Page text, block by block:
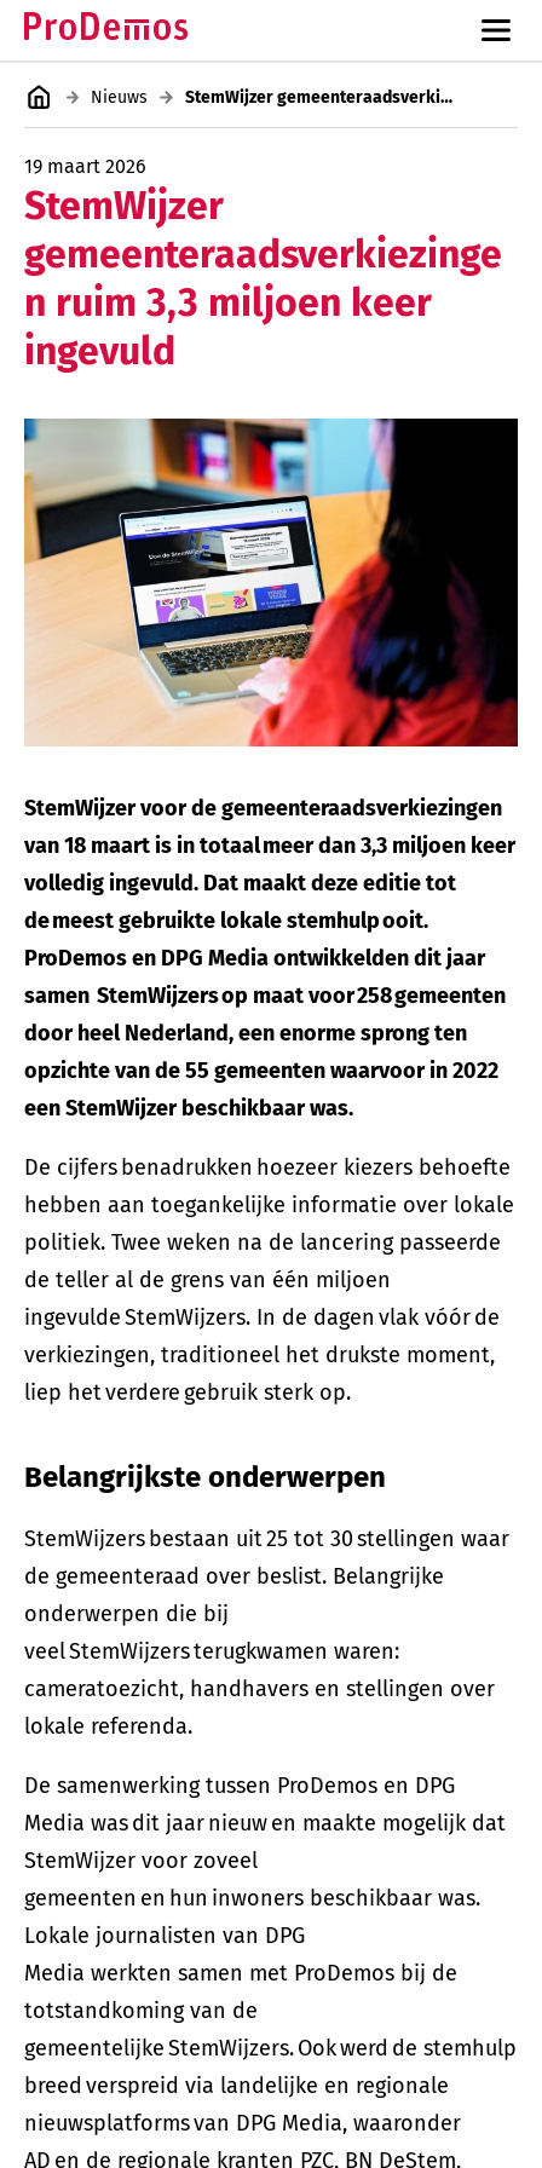
Nieuws StemWijzer gemeenteraadsverkiezingen ruim 3,3 miljoen keer ingevuld
19 maart 2026
StemWijzer
gemeenteraadsverkiezinge
n ruim 3,3 miljoen keer
ingevuld
StemWijzer voor de gemeenteraadsverkiezingen
van 18 maart is in totaal meer dan 3,3 miljoen keer
volledig ingevuld. Dat maakt deze editie tot
de meest gebruikte lokale stemhulp ooit.
ProDemos en DPG Media ontwikkelden dit jaar
samen StemWijzers op maat voor 258 gemeenten
door heel Nederland, een enorme sprong ten
opzichte van de 55 gemeenten waarvoor in 2022
een StemWijzer beschikbaar was.
De cijfers benadrukken hoezeer kiezers behoefte
hebben aan toegankelijke informatie over lokale
politiek. Twee weken na de lancering passeerde
de teller al de grens van één miljoen
ingevulde StemWijzers. In de dagen vlak vóór de
verkiezingen, traditioneel het drukste moment,
liep het verdere gebruik sterk op.
Belangrijkste onderwerpen
StemWijzers bestaan uit 25 tot 30 stellingen waar
de gemeenteraad over beslist. Belangrijke
onderwerpen die bij
veel StemWijzers terugkwamen waren:
cameratoezicht, handhavers en stellingen over
lokale referenda.
De samenwerking tussen ProDemos en DPG
Media was dit jaar nieuw en maakte mogelijk dat
StemWijzer voor zoveel
gemeenten en hun inwoners beschikbaar was.
Lokale journalisten van DPG
Media werkten samen met ProDemos bij de
totstandkoming van de
gemeentelijke StemWijzers. Ook werd de stemhulp
breed verspreid via landelijke en regionale
nieuwsplatforms van DPG Media, waaronder
AD en de regionale kranten PZC, BN DeStem,